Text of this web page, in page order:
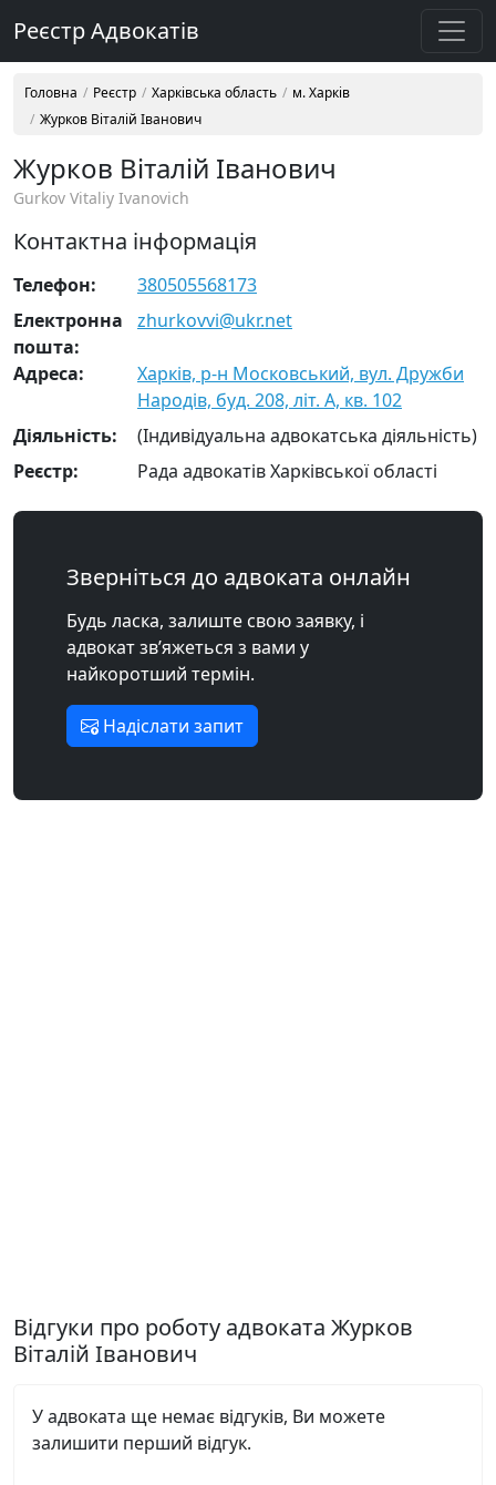
Реєстр Адвокатів
Головна Реєстр Харківська область
м. Харків
Журков Віталій Іванович
Журков Віталій Іванович
Gurkov Vitaliy Ivanovich
Контактна інформація
Телефон:
380505568173
Електронна
пошта:
zhurkovvi@ukr.net
Адреса:
Харків, р-н Московський, вул. Дружби
Народів, буд. 208, літ. А, кв. 102
Діяльність:
(Індивідуальна адвокатська діяльність)
Реєстр:
Рада адвокатів Харківської області
Зверніться до адвоката онлайн
Будь ласка, залиште свою заявку, і
адвокат зв’яжеться з вами у
найкоротший термін.
Надіслати запит
Відгуки про роботу адвоката Журков
Віталій Іванович
У адвоката ще немає відгуків, Ви можете
залишити перший відгук.